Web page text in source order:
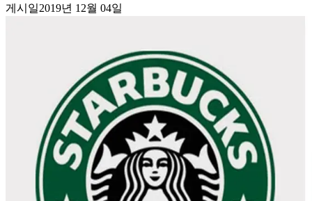
게시일2019년 12월 04일